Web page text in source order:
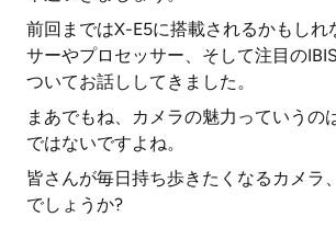
前回まではX-E5に搭載されるかもしれ
サーやプロセッサー、そして注目の
ついてお話ししてきました。
まあでもね、カメラの魅力っていうの
ではないですよね。
皆さんが毎日持ち歩きたくなるカメラ
でしょうか?